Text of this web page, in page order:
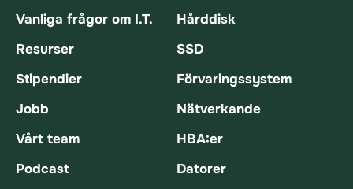
Vanliga frågor om I.T.
Resurser
Stipendier
Jobb
Vårt team
Podcast
Hårddisk
SSD
Förvaringssystem
Nätverkande
HBA:er
Datorer